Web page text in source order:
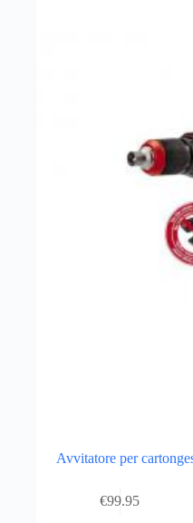
Avvitatore per
€99.95